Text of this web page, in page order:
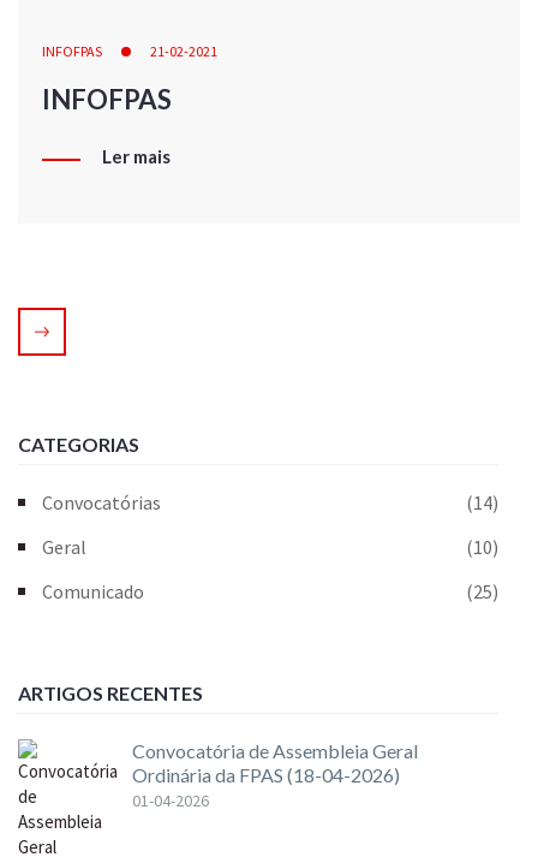
INFOFPAS 21-02-2021
INFOFPAS
Ler mais
CATEGORIAS
Convocatórias
(14)
Geral
(10)
Comunicado
(25)
ARTIGOS RECENTES
Convocatória de Assembleia Geral
Ordinária da FPAS (18-04-2026)
01-04-2026